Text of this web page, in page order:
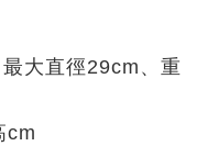
大直徑29cm、重
cm